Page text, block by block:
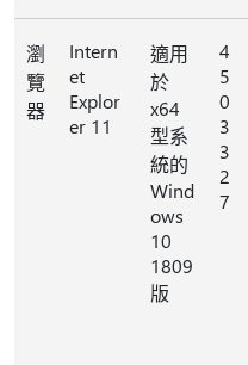
瀏
覽
器
Intern
et
Explor
er 11
適用
於
x64
型系
統的
Wind
ows
10
1809
版
4
5
0
3
3
2
7